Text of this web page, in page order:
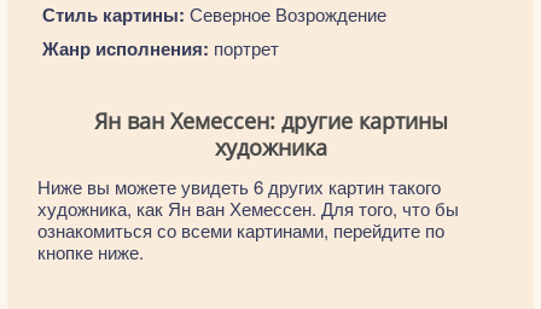
Стиль картины: Северное Возрождение
Жанр исполнения: портрет
Ян ван Хемессен: другие картины
художника
Ниже вы можете увидеть 6 других картин такого
художника, как Ян ван Хемессен. Для того, что бы
ознакомиться со всеми картинами, перейдите по
кнопке ниже.